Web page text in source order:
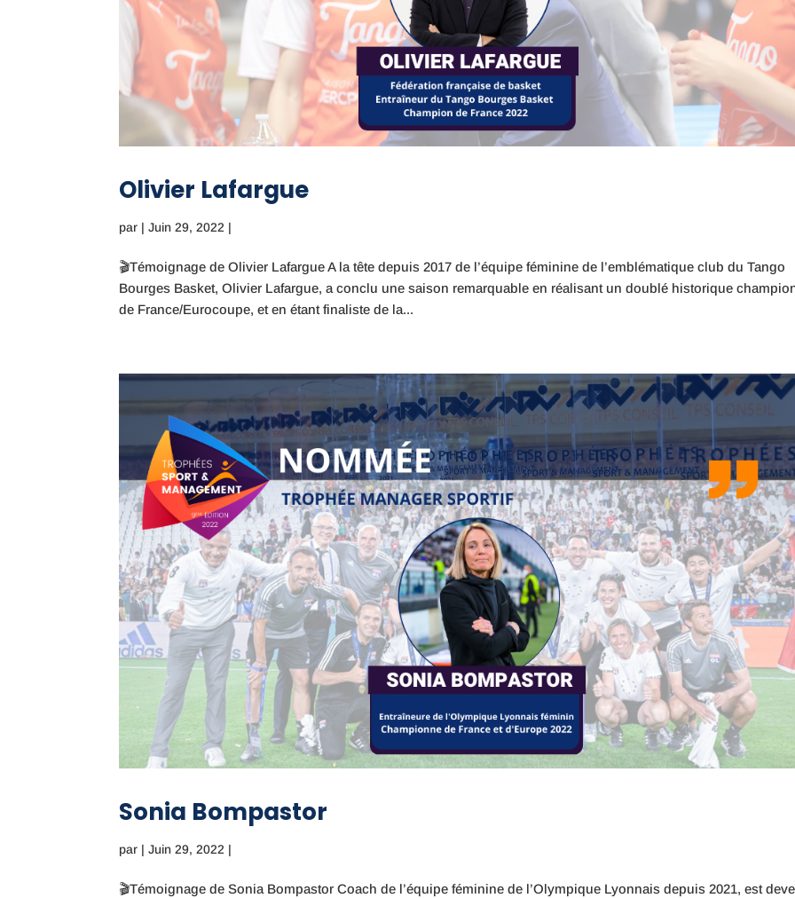
Olivier Lafargue
par |Juin 29, 2022 |
🎬Témoignage de Olivier Lafargue A la tête depuis 2017 de l’équipe féminine de l’emblématique club du Tango
Bourges Basket, Olivier Lafargue, a conclu une saison remarquable en réalisant un doublé historique
de France/Eurocoupe, et en étant finaliste de la...
Sonia Bompastor
par |Juin 29, 2022 |
🎬Témoignage de Sonia Bompastor Coach de l’équipe féminine de l’Olympique Lyonnais depuis 2021, est